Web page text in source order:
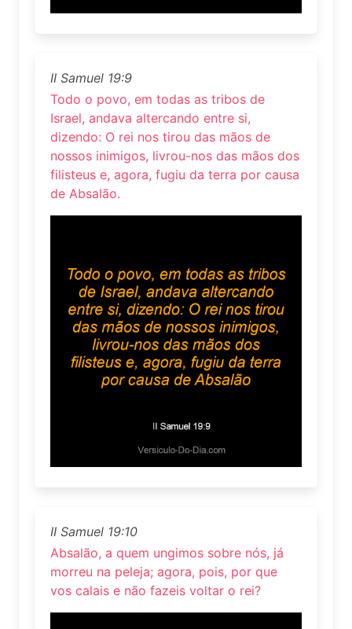
II Samuel 19:9
Todo o povo, em todas as tribos de
Israel, andava altercando entre si,
dizendo: O rei nos tirou das mãos de
nossos inimigos, livrou-nos das mãos dos
filisteus e, agora, fugiu da terra por causa
de Absalão.
II Samuel 19:10
Absalão, a quem ungimos sobre nós, já
morreu na peleja; agora, pois, por que
vos calais e não fazeis voltar o rei?